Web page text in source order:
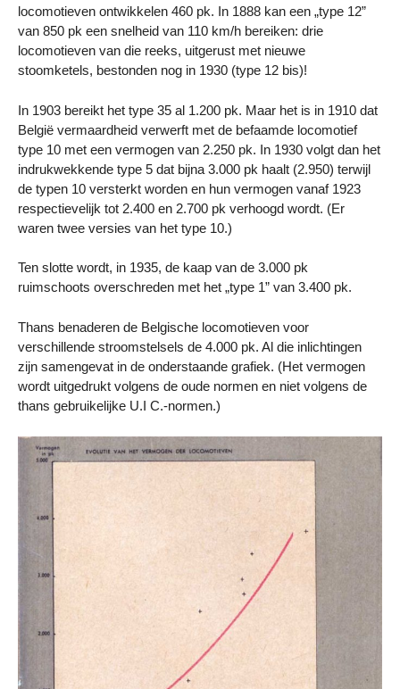
locomotieven ontwikkelen 460 pk. In 1888 kan een „type 12”
van 850 pk een snelheid van 110 km/h bereiken: drie
locomotieven van die reeks, uitgerust met nieuwe
stoomketels, bestonden nog in 1930 (type 12 bis)!
In 1903 bereikt het type 35 al 1.200 pk. Maar het is in 1910 dat
België vermaardheid verwerft met de befaamde locomotief
type 10 met een vermogen van 2.250 pk. In 1930 volgt dan het
indrukwekkende type 5 dat bijna 3.000 pk haalt (2.950) terwijl
de typen 10 versterkt worden en hun vermogen vanaf 1923
respectievelijk tot 2.400 en 2.700 pk verhoogd wordt. (Er
waren twee versies van het type 10.)
Ten slotte wordt, in 1935, de kaap van de 3.000 pk
ruimschoots overschreden met het „type 1” van 3.400 pk.
Thans benaderen de Belgische locomotieven voor
verschillende stroomstelsels de 4.000 pk. Al die inlichtingen
zijn samengevat in de onderstaande grafiek. (Het vermogen
wordt uitgedrukt volgens de oude normen en niet volgens de
thans gebruikelijke U.I C.-normen.)